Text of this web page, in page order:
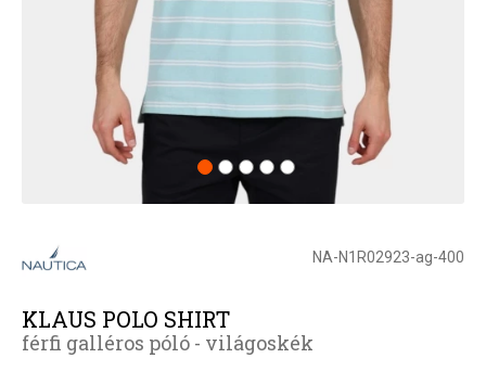
NA-N1R02923-ag-400
KLAUS POLO SHIRT
férfi galléros póló - világoskék